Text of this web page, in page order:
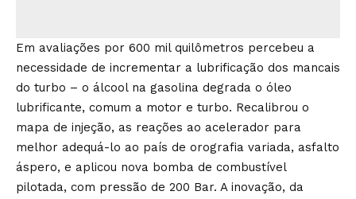
Em avaliações por 600 mil quilômetros percebeu a
necessidade de incrementar a lubrificação dos mancais
do turbo – o álcool na gasolina degrada o óleo
lubrificante, comum a motor e turbo. Recalibrou o
mapa de injeção, as reações ao acelerador para
melhor adequá-lo ao país de orografia variada, asfalto
áspero, e aplicou nova bomba de combustível
pilotada, com pressão de 200 Bar. A inovação, da